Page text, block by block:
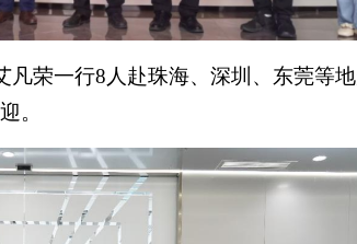
荣一行8人赴珠海、深圳、东莞等
。